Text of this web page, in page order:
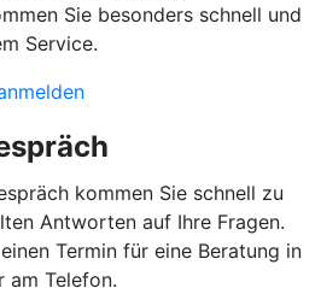
Sie besonders schnell und
Service.
kommen Sie schnell zu
Antworten auf Ihre Fragen.
Termin für eine Beratung in
am Telefon.